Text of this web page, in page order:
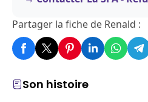
Son histoire
Partager la fiche de Renald :